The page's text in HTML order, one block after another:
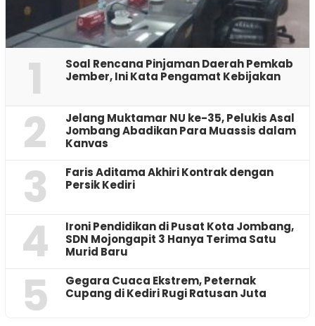
1
‎Soal Rencana Pinjaman Daerah Pemkab
Jember, Ini Kata Pengamat Kebijakan ‎
2
Jelang Muktamar NU ke-35, Pelukis Asal
Jombang Abadikan Para Muassis dalam
Kanvas
3
Faris Aditama Akhiri Kontrak dengan
Persik Kediri
4
Ironi Pendidikan di Pusat Kota Jombang,
SDN Mojongapit 3 Hanya Terima Satu
Murid Baru
5
‎Gegara Cuaca Ekstrem, Peternak
Cupang di Kediri Rugi Ratusan Juta